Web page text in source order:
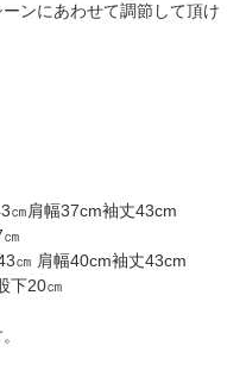
ンにあわせて調節して頂け
肩幅37cm袖丈43cm
㎝ 肩幅40cm袖丈43cm
下20㎝